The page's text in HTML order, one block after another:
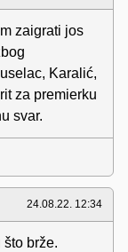
zaigrati jos
Karalić,
za premierku
svar.
24.08.22. 12:34
brže.